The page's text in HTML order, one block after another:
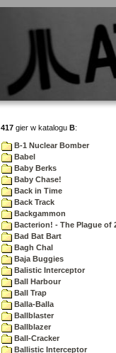
417 gier w katalogu B:
B-1 Nuclear Bomber
Babel
Baby Berks
Baby Chase!
Back in Time
Back Track
Backgammon
Bacterion! - The Plague of
Bad Bat Bart
Bagh Chal
Baja Buggies
Balistic Interceptor
Ball Harbour
Ball Trap
Balla-Balla
Ballblaster
Ballblazer
Ball-Cracker
Ballistic Interceptor